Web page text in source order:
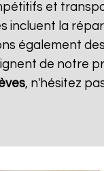
et
incluent la
également
de notre
, n'hésitez